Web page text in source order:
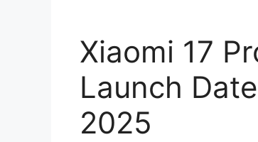
Xiaomi 17
Launch
2025